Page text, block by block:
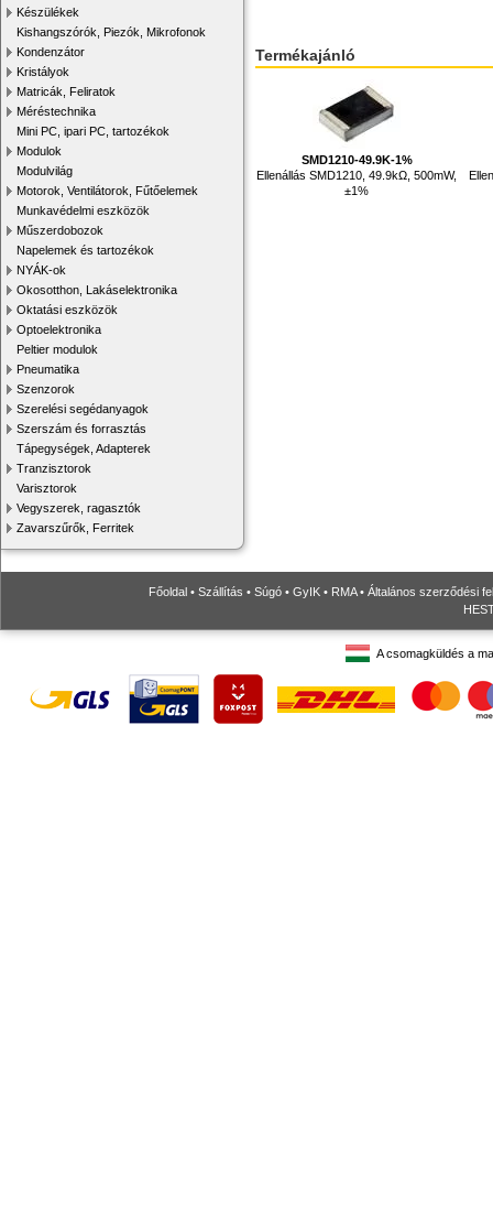
Készülékek
Kishangszórók, Piezók, Mikrofonok
Kondenzátor
Kristályok
Matricák, Feliratok
Méréstechnika
Mini PC, ipari PC, tartozékok
Modulok
Modulvilág
Motorok, Ventilátorok, Fűtőelemek
Munkavédelmi eszközök
Műszerdobozok
Napelemek és tartozékok
NYÁK-ok
Okosotthon, Lakáselektronika
Oktatási eszközök
Optoelektronika
Peltier modulok
Pneumatika
Szenzorok
Szerelési segédanyagok
Szerszám és forrasztás
Tápegységek, Adapterek
Tranzisztorok
Varisztorok
Vegyszerek, ragasztók
Zavarszűrők, Ferritek
Termékajánló
SMD1210-49.9K-1%
Ellenállás SMD1210, 49.9kΩ, 500mW,
±1%
Főoldal • Szállítás • Súgó • GyIK • RMA• Általános szerződési
A csomagküldés a